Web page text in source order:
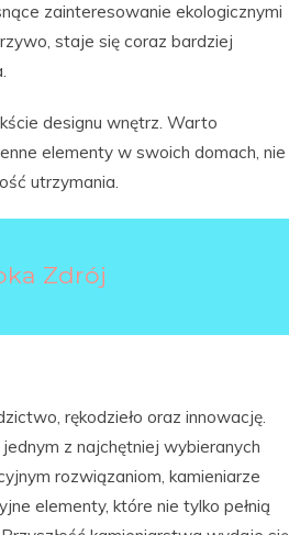
zainteresowanie ekologicznymi
staje się coraz bardziej
designu wnętrz. Warto
elementy w swoich domach, nie
utrzymania.
Zdrój
rękodzieło oraz innowację.
z najchętniej wybieranych
rozwiązaniom, kamieniarze
elementy, które nie tylko pełnią